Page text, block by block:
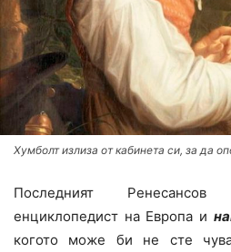
Хумболт излиза от кабинета си, за да
Последният
енциклопедист на Европа и
когото може би не сте